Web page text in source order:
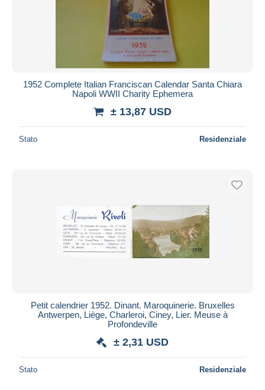
1952 Complete Italian Franciscan Calendar Santa Chiara
Napoli WWII Charity Ephemera
± 13,87 USD
Stato Residenziale
Petit calendrier 1952. Dinant. Maroquinerie. Bruxelles
Antwerpen, Liège, Charleroi, Ciney, Lier. Meuse à
Profondeville
± 2,31 USD
Stato Residenziale